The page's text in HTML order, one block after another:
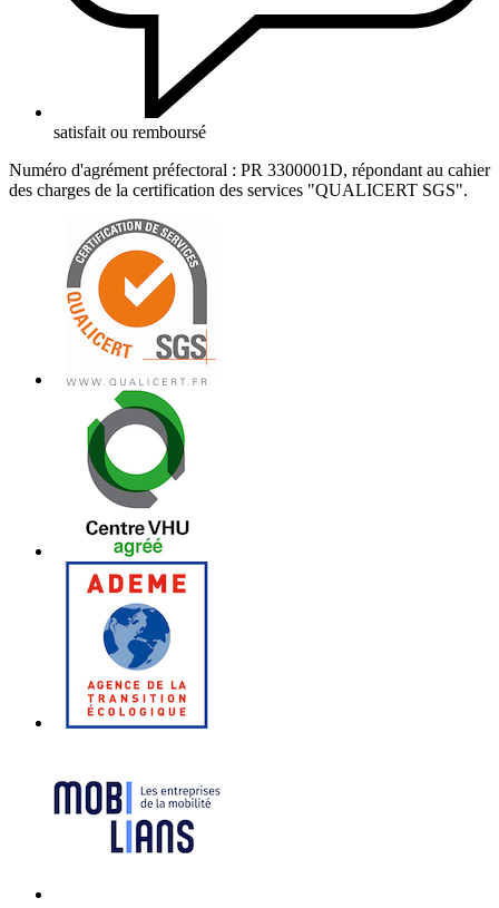
satisfait ou remboursé
Numéro d'agrément préfectoral : PR 3300001D, répondant au cahier
des charges de la certification des services "QUALICERT SGS".